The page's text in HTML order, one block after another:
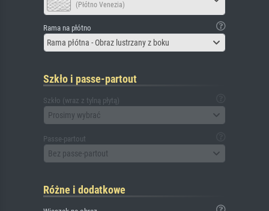
(Płótno Venezia)
Rama na płótno
Rama płótna - Obraz lustrzany z boku
Szkło i passe-partout
Szkło (wraz z tylną płytą)
Prosimy wybrać
Passe-partout
Bez passe-partout
Różne i dodatkowe